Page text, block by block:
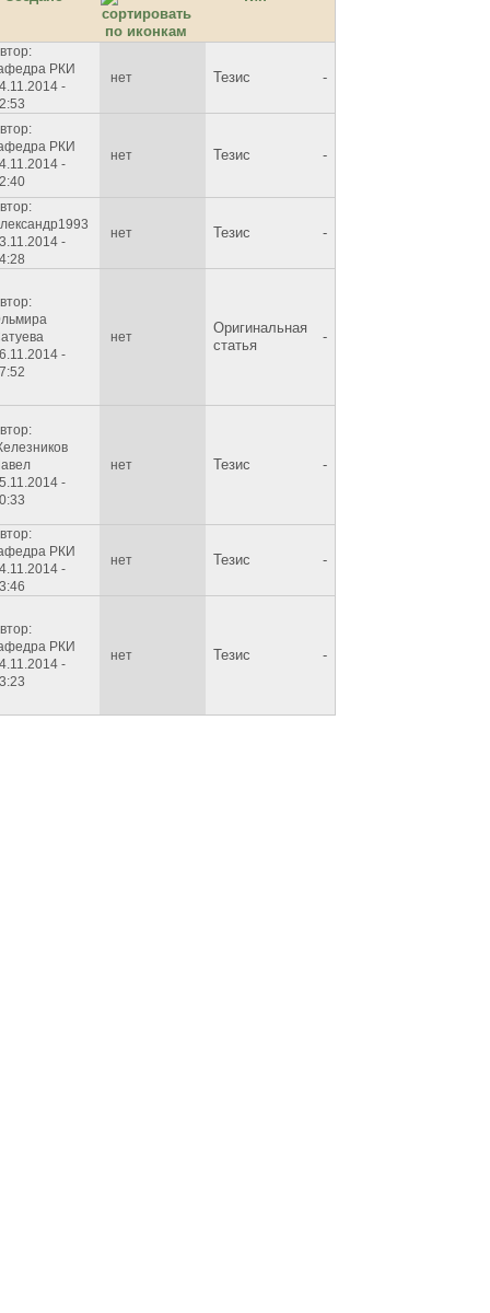
РКИ
-
нет Тезис -
РКИ
-
нет Тезис -
-
нет Тезис -
-
нет
Оригинальная
статья
-
-
нет Тезис -
РКИ
-
нет Тезис -
РКИ
-
нет Тезис -